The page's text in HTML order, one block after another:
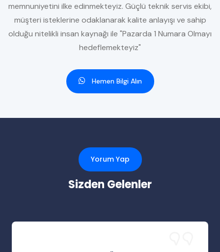
memnuniyetini ilke edinmekteyiz. Güçlü teknik servis ekibi,
müşteri isteklerine odaklanarak kalite anlayışı ve sahip
olduğu nitelikli insan kaynağı ile "Pazarda 1 Numara Olmayı
hedeflemekteyiz"
Hemen Bilgi Alın
Yorum Yap
Sizden Gelenler